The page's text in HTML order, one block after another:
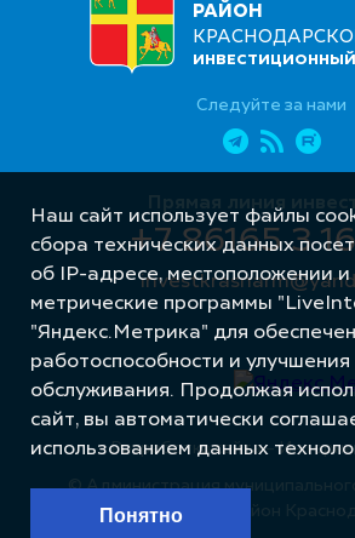
РАЙОН
ИНВЕСТИЦИОННЫЙ
Следуйте за нами
Прямая линия
+7 86165 3
© Администрация
Красноармейский район
Разработка сайта –
Наш сайт использует файлы
сбора технических данных
об IP-адресе, местоположении и
метрические программы
"Яндекс.Метрика" для
работоспособности и улучшения
обслуживания. Продолжая
сайт, вы автоматически
использованием данных
Понятно